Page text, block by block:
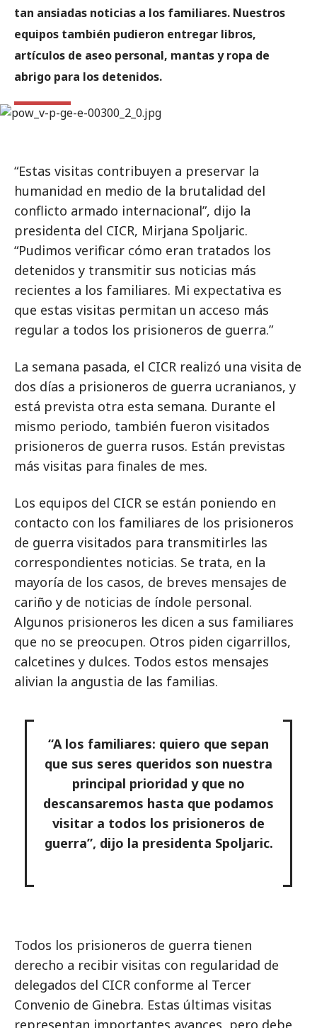
tan ansiadas noticias a los familiares. Nuestros
equipos también pudieron entregar libros,
artículos de aseo personal, mantas y ropa de
abrigo para los detenidos.
“Estas visitas contribuyen a preservar la
humanidad en medio de la brutalidad del
conflicto armado internacional”, dijo la
presidenta del CICR, Mirjana Spoljaric.
“Pudimos verificar cómo eran tratados los
detenidos y transmitir sus noticias más
recientes a los familiares. Mi expectativa es
que estas visitas permitan un acceso más
regular a todos los prisioneros de guerra.”
La semana pasada, el CICR realizó una visita de
dos días a prisioneros de guerra ucranianos, y
está prevista otra esta semana. Durante el
mismo periodo, también fueron visitados
prisioneros de guerra rusos. Están previstas
más visitas para finales de mes.
Los equipos del CICR se están poniendo en
contacto con los familiares de los prisioneros
de guerra visitados para transmitirles las
correspondientes noticias. Se trata, en la
mayoría de los casos, de breves mensajes de
cariño y de noticias de índole personal.
Algunos prisioneros les dicen a sus familiares
que no se preocupen. Otros piden cigarrillos,
calcetines y dulces. Todos estos mensajes
alivian la angustia de las familias.
“A los familiares: quiero que sepan
que sus seres queridos son nuestra
principal prioridad y que no
descansaremos hasta que podamos
visitar a todos los prisioneros de
guerra”, dijo la presidenta Spoljaric.
Todos los prisioneros de guerra tienen
derecho a recibir visitas con regularidad de
delegados del CICR conforme al Tercer
Convenio de Ginebra. Estas últimas visitas
representan importantes avances, pero debe